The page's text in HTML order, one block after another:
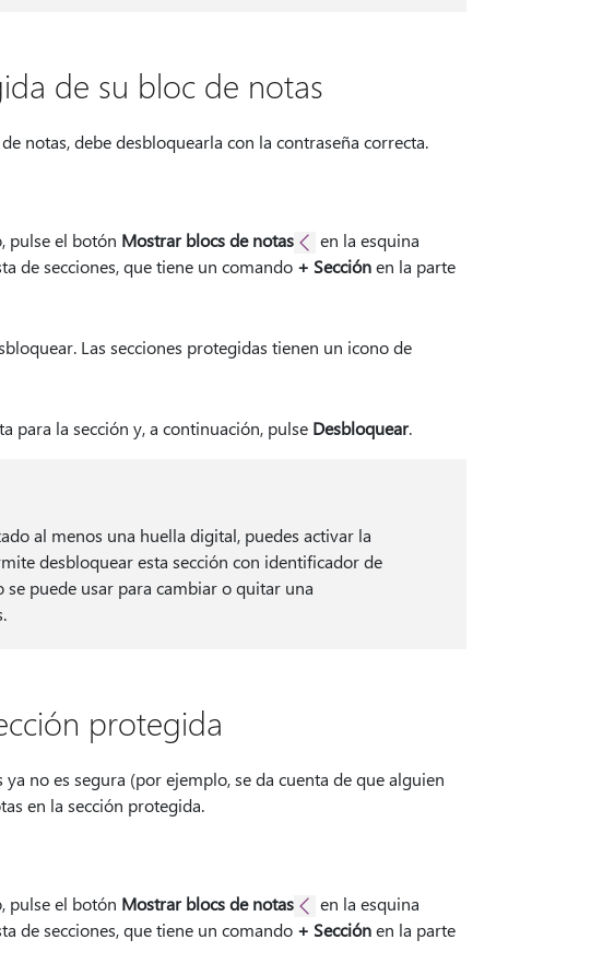
de su bloc de notas
notas, debe desbloquearla con la contraseña correcta.
pulse el botón Mostrar blocs de notas
en la esquina
de secciones, que tiene un comando + Secciónen la parte
Las secciones protegidas tienen un icono de
para la sección y, a continuación, pulse Desbloquear.
al menos una huella digital, puedes activar la
desbloquear esta sección con identificador de
puede usar para cambiar o quitar una
protegida
no es segura (por ejemplo, se da cuenta de que alguien
en la sección protegida.
pulse el botón Mostrar blocs de notas
en la esquina
de secciones, que tiene un comando + Secciónen la parte